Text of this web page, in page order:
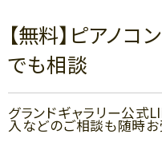
【無料】ピアノコ
でも相談
グランドギャラリー公式
入などのご相談も随時